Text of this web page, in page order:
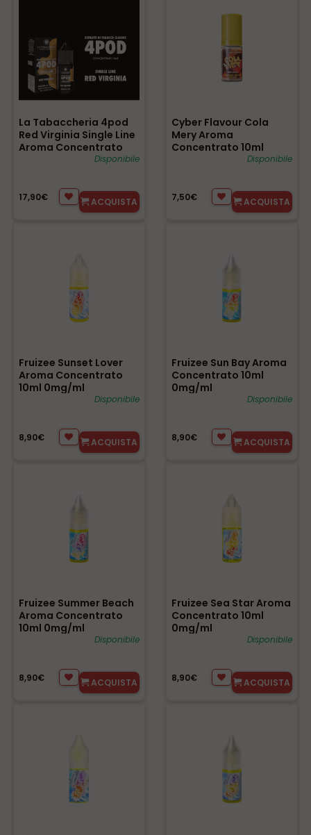
La Tabaccheria 4pod
Red Virginia Single Line
Aroma Concentrato
Disponibile
17,90€ ACQUISTA
Cyber Flavour Cola
Mery Aroma
Concentrato 10ml
Disponibile
7,50€ ACQUISTA
Fruizee Sunset Lover
Aroma Concentrato
10ml 0mg/ml
Disponibile
8,90€ ACQUISTA
Fruizee Sun Bay Aroma
Concentrato 10ml
0mg/ml
Disponibile
8,90€ ACQUISTA
Fruizee Summer Beach
Aroma Concentrato
10ml 0mg/ml
Disponibile
8,90€ ACQUISTA
Fruizee Sea Star Aroma
Concentrato 10ml
0mg/ml
Disponibile
8,90€ ACQUISTA